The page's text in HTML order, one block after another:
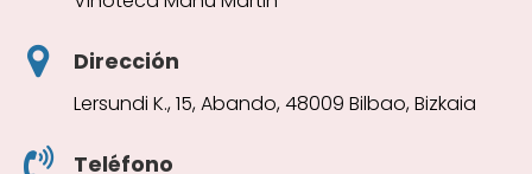
Dirección
Lersundi K., 15, Abando, 48009 Bilbao, Bizkaia
Teléfono